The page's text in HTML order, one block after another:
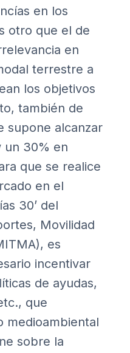
en los
otro que el de
en
terrestre a
los objetivos
también de
supone alcanzar
un 30% en
que se realice
en el
30’del
Movilidad
es
incentivar
de ayudas,
que
medioambiental
sobre la